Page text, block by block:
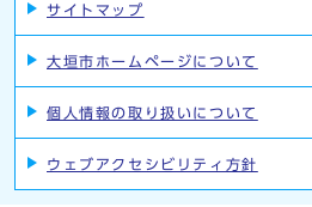
サイトマップ
大垣市ホームページについて
個人情報の取り扱いについて
ウェブアクセシビリティ方針